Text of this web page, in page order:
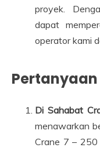
proyek.
dapat
operator kami
Di Sahabat
menawarkan
Crane 7 – 250